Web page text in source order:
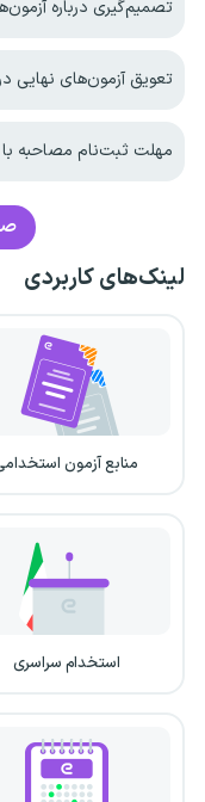
تصمیم‌گیری درباره
تعویق آزمون‌های نهایی در چهار
مهلت ثبت‌نام مصاحبه با تاخیر
لینک‌های کاربردی
منابع آزمون
استخدام سراسری